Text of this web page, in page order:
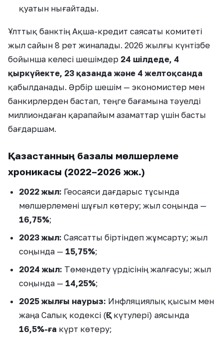
қуатын нығайтады.
Ұлттық банктің Ақша-кредит саясаты комитеті
жыл сайын 8 рет жиналады. 2026 жылғы күнтізбе
бойынша келесі шешімдер 24 шілдеде, 4
қыркүйекте, 23 қазанда және 4 желтоқсанда
қабылданады. Әрбір шешім — экономистер мен
банкирлерден бастап, теңге бағамына тәуелді
миллиондаған қарапайым азаматтар үшін басты
бағдаршам.
Қазақстанның базалық мөлшерлеме
хроникасы (2022–2026 жж.)
2022 жыл: Геосаяси дағдарыс тұсында
мөлшерлемені шұғыл көтеру; жыл соңында —
16,75%;
2023 жыл: Саясатты біртіндеп жұмсарту; жыл
соңында — 15,75%;
2024 жыл: Төмендету үрдісінің жалғасуы; жыл
соңында — 14,25%;
2025 жылғы наурыз: Инфляциялық қысым мен
жаңа Салық кодексі (ҚҚС күтулері) аясында
16,5%-ға күрт көтеру;